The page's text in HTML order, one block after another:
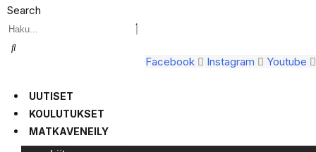
Search
Facebook Instagram Youtube
UUTISET
KOULUTUKSET
MATKAVENEILY